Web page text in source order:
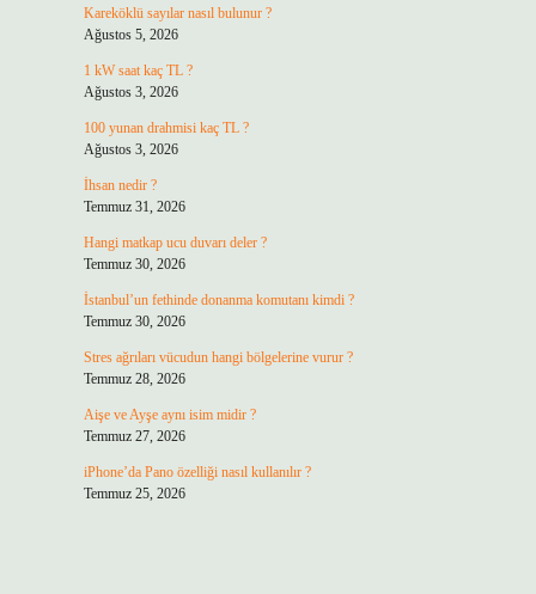
Kareköklü sayılar nasıl bulunur ?
Ağustos 5, 2026
1 kW saat kaç TL ?
Ağustos 3, 2026
100 yunan drahmisi kaç TL ?
Ağustos 3, 2026
İhsan nedir ?
Temmuz 31, 2026
Hangi matkap ucu duvarı deler ?
Temmuz 30, 2026
İstanbul’un fethinde donanma komutanı kimdi ?
Temmuz 30, 2026
Stres ağrıları vücudun hangi bölgelerine vurur ?
Temmuz 28, 2026
Aişe ve Ayşe aynı isim midir ?
Temmuz 27, 2026
iPhone’da Pano özelliği nasıl kullanılır ?
Temmuz 25, 2026